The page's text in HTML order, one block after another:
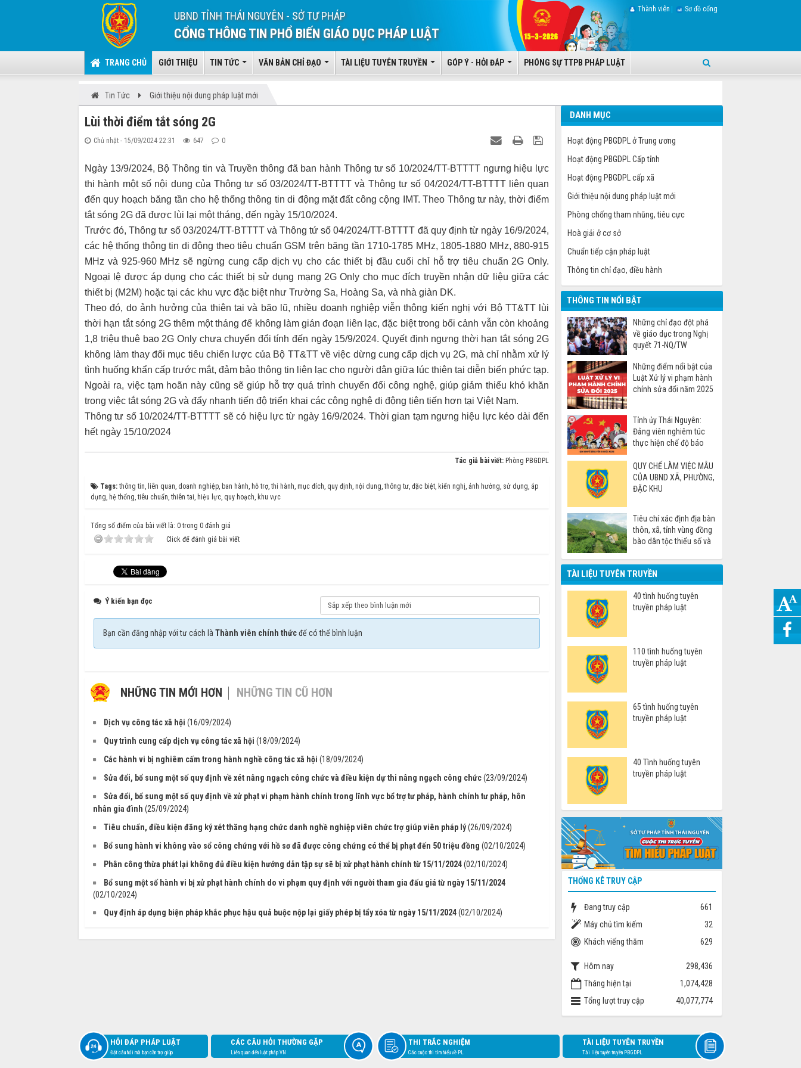
UBND TỈNH THÁI NGUYÊN - SỞ TƯ PHÁP
CỔNG THÔNG TIN PHỔ BIẾN GIÁO DỤC PHÁP LUẬT
TRANG CHỦ GIỚI THIỆU TIN TỨC VĂN BẢN CHỈ ĐẠO TÀI LIỆU TUYÊN TRUYỀN GÓP Ý - HỎI ĐÁP PHÓNG SỰ TTPB PHÁP LUẬT
Thành viên Sơ đồ cổng
Tin Tức Giới thiệu nội dung pháp luật mới
Lùi thời điểm tắt sóng 2G
Chủ nhật - 15/09/2024 22:31 647 0
Ngày 13/9/2024, Bộ Thông tin và Truyền thông đã ban hành Thông tư số 10/2024/TT-BTTTT ngưng hiệu lực
thi hành một số nội dung của Thông tư số 03/2024/TT-BTTTT và Thông tư số 04/2024/TT-BTTTT liên quan
đến quy hoạch băng tần cho hệ thống thông tin di động mặt đất công cộng IMT. Theo Thông tư này, thời điểm
tắt sóng 2G đã được lùi lại một tháng, đến ngày 15/10/2024.
Trước đó, Thông tư số 03/2024/TT-BTTTT và Thông tứ số 04/2024/TT-BTTTT đã quy định từ ngày 16/9/2024,
các hệ thống thông tin di động theo tiêu chuẩn GSM trên băng tần 1710-1785 MHz, 1805-1880 MHz, 880-915
MHz và 925-960 MHz sẽ ngừng cung cấp dịch vụ cho các thiết bị đầu cuối chỉ hỗ trợ tiêu chuẩn 2G Only.
Ngoại lệ được áp dụng cho các thiết bị sử dụng mạng 2G Only cho mục đích truyền nhận dữ liệu giữa các
thiết bị (M2M) hoặc tại các khu vực đặc biệt như Trường Sa, Hoàng Sa, và nhà giàn DK.
Theo đó, do ảnh hưởng của thiên tai và bão lũ, nhiều doanh nghiệp viễn thông kiến nghị với Bộ TT&TT lùi
thời hạn tắt sóng 2G thêm một tháng để không làm gián đoạn liên lạc, đặc biệt trong bối cảnh vẫn còn khoảng
1,8 triệu thuê bao 2G Only chưa chuyển đổi tính đến ngày 15/9/2024. Quyết định ngưng thời hạn tắt sóng 2G
không làm thay đổi mục tiêu chiến lược của Bộ TT&TT về việc dừng cung cấp dịch vụ 2G, mà chỉ nhằm xử lý
tình huống khẩn cấp trước mắt, đảm bảo thông tin liên lạc cho người dân giữa lúc thiên tai diễn biến phức tạp.
Ngoài ra, việc tạm hoãn này cũng sẽ giúp hỗ trợ quá trình chuyển đổi công nghệ, giúp giảm thiểu khó khăn
trong việc tắt sóng 2G và đẩy nhanh tiến độ triển khai các công nghệ di động tiên tiến hơn tại Việt Nam.
Thông tư số 10/2024/TT-BTTTT sẽ có hiệu lực từ ngày 16/9/2024. Thời gian tạm ngưng hiệu lực kéo dài đến
hết ngày 15/10/2024
Tác giả bài viết: Phòng PBGDPL
Tags: thông tin, liên quan, doanh nghiệp, ban hành, hỗ trợ, thi hành, mục đích, quy định, nội dung, thông tư, đặc biệt, kiến nghị, ảnh hưởng, sử dụng, áp
dụng, hệ thống, tiêu chuẩn, thiên tai, hiệu lực, quy hoạch, khu vực
Tổng số điểm của bài viết là: 0 trong 0 đánh giá
Click để đánh giá bài viết
Ý kiến bạn đọc
Bạn cần đăng nhập với tư cách là Thành viên chính thứcđể có thể bình luận
NHỮNG TIN MỚI HƠN NHỮNG TIN CŨ HƠN
Dịch vụ công tác xã hội (16/09/2024)
Quy trình cung cấp dịch vụ công tác xã hội (18/09/2024)
Các hành vi bị nghiêm cấm trong hành nghề công tác xã hội (18/09/2024)
Sửa đổi, bổ sung một số quy định về xét nâng ngạch công chức và điều kiện dự thi nâng ngạch công chức(23/09/2024)
Sửa đổi, bổ sung một số quy định về xử phạt vi phạm hành chính trong lĩnh vực bổ trợ tư pháp, hành chính tư pháp, hôn
nhân gia đình (25/09/2024)
Tiêu chuẩn, điều kiện đăng ký xét thăng hạng chức danh nghề nghiệp viên chức trợ giúp viên pháp lý(26/09/2024)
Bổ sung hành vi không vào sổ công chứng với hồ sơ đã được công chứng có thể bị phạt đến 50 triệu đồng (02/10/2024)
Phân công thừa phát lại không đủ điều kiện hướng dẫn tập sự sẽ bị xử phạt hành chính từ 15/11/2024(02/10/2024)
Bổ sung một số hành vi bị xử phạt hành chính do vi phạm quy định với người tham gia đấu giá từ ngày 15/11/2024
(02/10/2024)
Quy định áp dụng biện pháp khắc phục hậu quả buộc nộp lại giấy phép bị tẩy xóa từ ngày 15/11/2024(02/10/2024)
DANH MỤC
Hoạt động PBGDPL ở Trung ương
Hoạt động PBGDPL Cấp tỉnh
Hoạt động PBGDPL cấp xã
Giới thiệu nội dung pháp luật mới
Phòng chống tham nhũng, tiêu cực
Hoà giải ở cơ sở
Chuẩn tiếp cận pháp luật
Thông tin chỉ đạo, điều hành
THÔNG TIN NỔI BẬT
Những chỉ đạo đột phá
về giáo dục trong Nghị
quyết 71-NQ/TW
Những điểm nổi bật của
Luật Xử lý vi phạm hành
chính sửa đổi năm 2025
Tỉnh ủy Thái Nguyên:
Đảng viên nghiêm túc
thực hiện chế độ báo
QUY CHẾ LÀM VIỆC MẪU
CỦA UBND XÃ, PHƯỜNG,
ĐẶC KHU
Tiêu chí xác định địa bàn
thôn, xã, tỉnh vùng đồng
bào dân tộc thiểu số và
TÀI LIỆU TUYÊN TRUYỀN
40 tình huống tuyên
truyền pháp luật
110 tình huống tuyên
truyền pháp luật
65 tình huống tuyên
truyền pháp luật
40 Tình huống tuyên
truyền pháp luật
THỐNG KÊ TRUY CẬP
Đang truy cập
661
Máy chủ tìm kiếm
32
Khách viếng thăm
629
Hôm nay
298,436
Tháng hiện tại
1,074,428
Tổng lượt truy cập
40,077,774
HỎI ĐÁP PHÁP LUẬT
Đặt câu hỏi mà bạn cần trợ giúp
CÁC CÂU HỎI THƯỜNG GẶP
Liên quan đến luật pháp VN
THI TRẮC NGHIỆM
Các cuộc thi tìm hiểu về PL
TÀI LIỆU TUYÊN TRUYỀN
Tài liệu tuyên truyền PBGDPL